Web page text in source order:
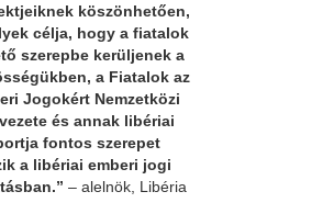
köszönhetően,
célja, hogy a fiatalok
szerepbe kerüljenek a
a Fiatalok az
Jogokért Nemzetközi
és annak libériai
fontos szerepet
a libériai emberi jogi
– alelnök, Libéria